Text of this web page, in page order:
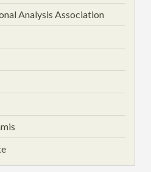
Analysis Association